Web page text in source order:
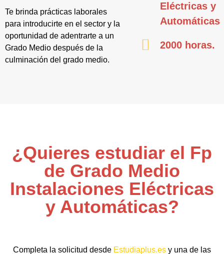
Te brinda prácticas laborales
para introducirte en el sector y la
oportunidad de adentrarte a un
Grado Medio después de la
culminación del grado medio.
Eléctricas y
Automáticas
2000 horas.
¿Quieres estudiar el Fp
de Grado Medio
Instalaciones Eléctricas
y Automáticas?
Completa la solicitud desde Estudiaplus.es y una de las